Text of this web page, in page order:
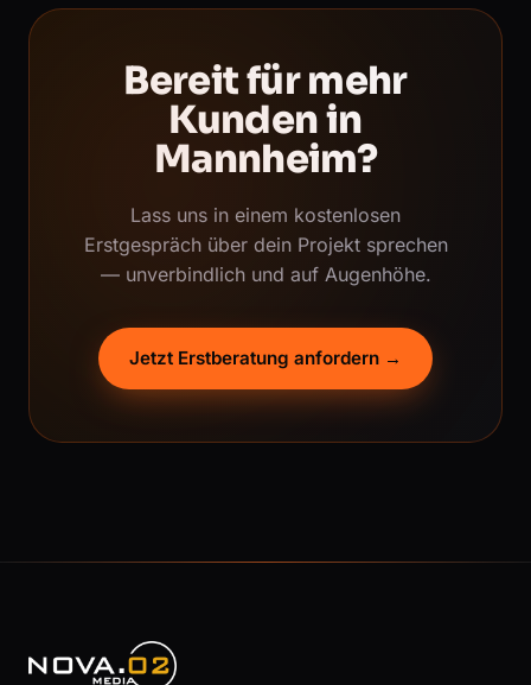
Bereit für mehr
Kunden in
Mannheim?
Lass uns in einem kostenlosen
Erstgespräch über dein Projekt sprechen
— unverbindlich und auf Augenhöhe.
Jetzt Erstberatung anfordern →